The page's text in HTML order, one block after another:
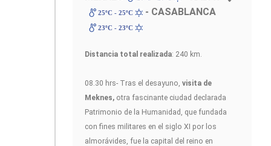
25ºC - 25ºC - CASABLANCA
23ºC - 23ºC
Distancia total realizada: 240 km.
08.30 hrs- Tras el desayuno, visita de
Meknes, otra fascinante ciudad declarada
Patrimonio de la Humanidad, que fundada
con fines militares en el siglo XI por los
almorávides, fue la capital del reino en